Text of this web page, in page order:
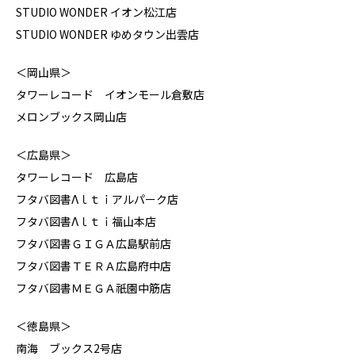
STUDIO WONDER イオン松江店
STUDIO WONDER ゆめタウン出雲店
＜岡山県＞
タワーレコード イオンモール倉敷店
メロンブックス岡山店
＜広島県＞
タワーレコード 広島店
フタバ図書Λｌｔｉアルパーク店
フタバ図書Λｌｔｉ福山本店
フタバ図書ＧＩＧＡ広島駅前店
フタバ図書ＴＥＲＡ広島府中店
フタバ図書ＭＥＧＡ祇園中筋店
＜徳島県＞
南海 ブックス2号店